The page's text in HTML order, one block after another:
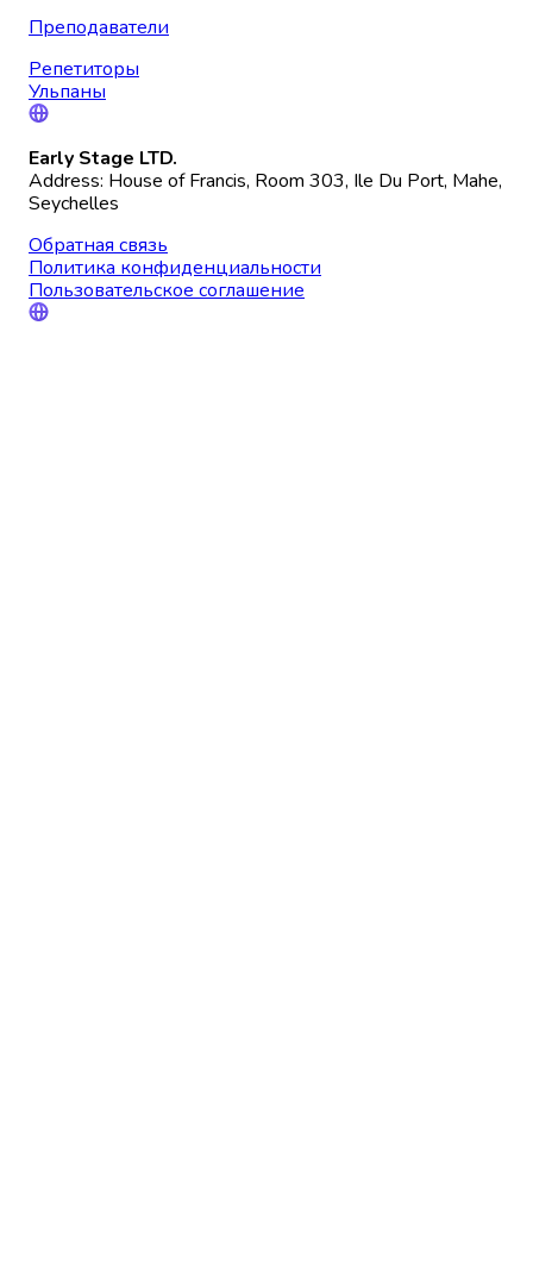
Преподаватели
Репетиторы
Ульпаны
Early Stage LTD.
Address: House of Francis, Room 303, Ile Du Port, Mahe,
Seychelles
Обратная связь
Политика конфиденциальности
Пользовательское соглашение